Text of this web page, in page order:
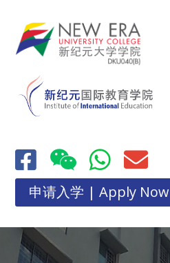
申请入学 | Apply Now